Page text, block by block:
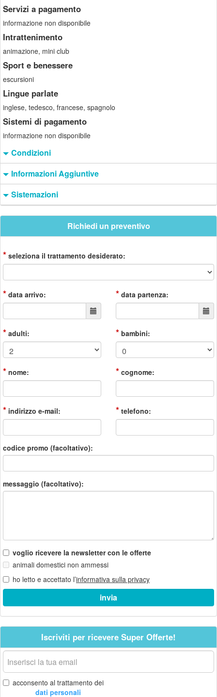
Servizi a pagamento
informazione non disponibile
Intrattenimento
animazione, mini club
Sport e benessere
escursioni
Lingue parlate
inglese, tedesco, francese, spagnolo
Sistemi di pagamento
informazione non disponibile
Condizioni
Informazioni Aggiuntive
Sistemazioni
Richiedi un preventivo
* seleziona il trattamento desiderato:
* data arrivo: * data partenza:
* adulti: * bambini:
* nome: * cognome:
* indirizzo e-mail: * telefono:
codice promo (facoltativo):
messaggio (facoltativo):
voglio ricevere la newsletter con le offerte
animali domestici non ammessi
ho letto e accettato l’informativa sulla privacy
Iscriviti per ricevere Super Offerte!
La
tua
email
acconsento al trattamento dei
dati personali